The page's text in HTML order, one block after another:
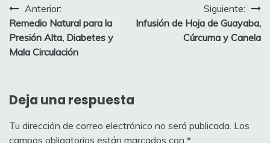
Navegación
de
entradas
Anterior:
Remedio Natural para la
Presión Alta, Diabetes y
Mala Circulación
Siguiente:
Infusión de Hoja de Guayaba,
Cúrcuma y Canela
Deja una respuesta
Tu dirección de correo electrónico no será publicada. Los
campos obligatorios están marcados con *